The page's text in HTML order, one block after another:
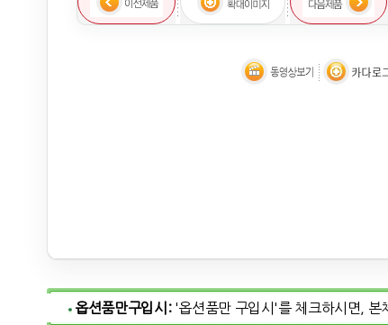
옵션품만구입시:'옵션품만 구입시'를 체크하시면, 본